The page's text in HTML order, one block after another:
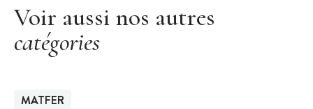
Voir aussi nos autres
catégories
MATFER